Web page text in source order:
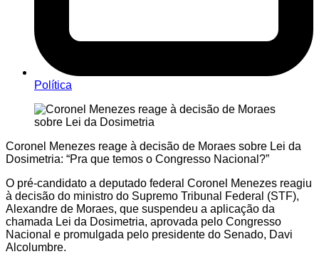
Política
Coronel Menezes reage à decisão de Moraes sobre Lei da
Dosimetria: “Pra que temos o Congresso Nacional?”
O pré-candidato a deputado federal Coronel Menezes reagiu
à decisão do ministro do Supremo Tribunal Federal (STF),
Alexandre de Moraes, que suspendeu a aplicação da
chamada Lei da Dosimetria, aprovada pelo Congresso
Nacional e promulgada pelo presidente do Senado, Davi
Alcolumbre.